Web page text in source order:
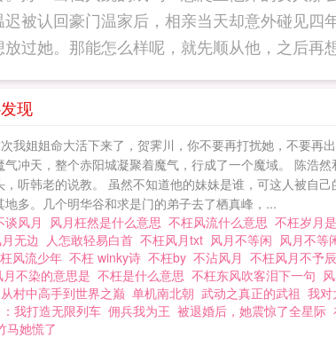
被认回豪门温家后，相亲当天却意外碰见四
过她。那能怎么样呢，就先顺从他，之后再
现
我姐姐命大活下来了，贺霁川，你不要再打扰她，不要
冲天，整个赤阳城凝聚着魔气，行成了一个魔域。 陈浩
听韩老的说教。 虽然不知道他的妹妹是谁，可这人被自
多。几个明华谷和求是门的弟子去了栖真峰，...
谈风月 风月枉然是什么意思 不枉风流什么意思 不枉岁月
无边 人怎敢轻易白首 不枉风月txt 风月不等闲 风月不等
风流少年 不枉 winky诗 不枉by 不沾风月 不枉风月不予辰
月不染的意思是 不枉是什么意思 不枉东风吹客泪下一句
从村中高手到世界之巅 单机南北朝 武动之真正的武祖 我对
我打造无限列车 佣兵我为王 被退婚后，她震惊了全星际
马她慌了